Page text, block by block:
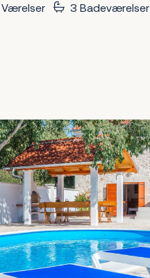
3 Badeværelser